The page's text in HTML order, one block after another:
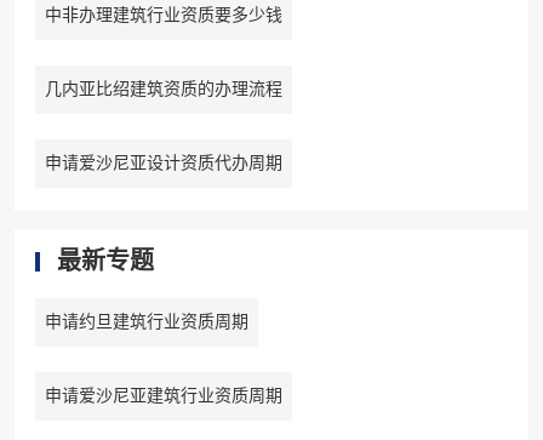
中非办理建筑行业资质要多少钱
几内亚比绍建筑资质的办理流程
申请爱沙尼亚设计资质代办周期
最新专题
申请约旦建筑行业资质周期
申请爱沙尼亚建筑行业资质周期